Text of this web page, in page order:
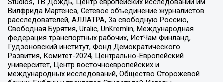
Studios, ТВ Дождь, Центр европейских исследований им
Вилфрида Мартенса, Сетевое объединение журналистов
расследователей, АЛЛАТРА, За свободную Россию,
Свободная Бурятия, Uralic, UnKremlin, Международная
федерация транспортных рабочих, ИстЧам Финланд,
Гудзоновский институт, Фонд Демократического
Развития, Комитет-2024, Центрально-Европейский
университет, Центр восточноевропейских и
международных исследований, Общество Сторожевой